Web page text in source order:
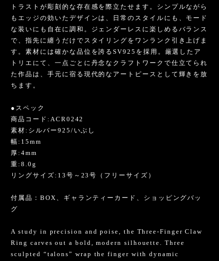
トラストが彫刻的な存在感を際立たせます。シンプルながら
もエッジの効いたデザインは、日常のスタイルにも、モード
な装いにも自在に調和。ジェンダーレスに楽しめるバランス
で、指先に纏うだけでスタイリングをワンランク引き上げま
す。素材には確かな品位を誇るSV925を採用。厳選したア
トリエにて、一点ごとに丹念なクラフトワークで仕立てられ
た作品は、手元に宿る現代的なアートピースとして輝きを放
ちます。
●スペック
商品コード:ACR0242
素材:シルバー925/いぶし
幅:15mm
厚:4mm
重:8.0g
リングサイズ:13号～23号（フリーサイズ）
付属品：BOX、ギャランティーカード、ショッピングバッ
グ
A study in precision and poise, the Three-Finger Claw
Ring carves out a bold, modern silhouette. Three
sculpted “talons” wrap the finger with dynamic